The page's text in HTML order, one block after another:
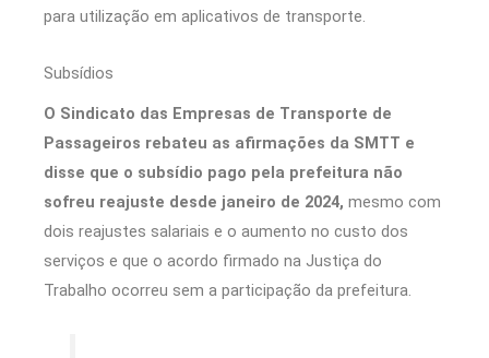
para utilização em aplicativos de transporte.
Subsídios
O Sindicato das Empresas de Transporte de
Passageiros rebateu as afirmações da SMTT e
disse que o subsídio pago pela prefeitura não
sofreu reajuste desde janeiro de 2024, mesmo com
dois reajustes salariais e o aumento no custo dos
serviços e que o acordo firmado na Justiça do
Trabalho ocorreu sem a participação da prefeitura.